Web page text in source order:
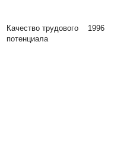
Качество трудового
потенциала
1996